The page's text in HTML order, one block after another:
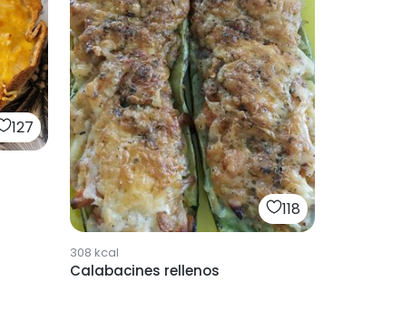
127
118
308 kcal
Calabacines rellenos